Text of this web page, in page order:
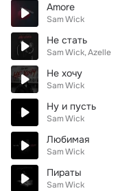
Amore
Sam Wick
Не стать
Sam Wick Azelle
Не хочу
Sam Wick
Ну и пусть
Sam Wick
Любимая
Sam Wick
Пираты
Sam Wick